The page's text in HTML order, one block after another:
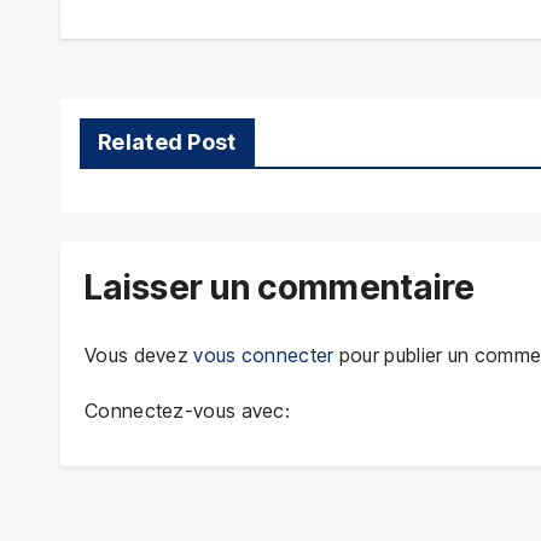
Related Post
Laisser un commentaire
Vous devezvous connecterpour publier un
Connectez-vous avec: